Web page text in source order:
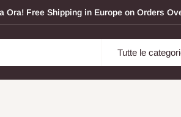
Free Shipping in Europe on Orders
Tutte le